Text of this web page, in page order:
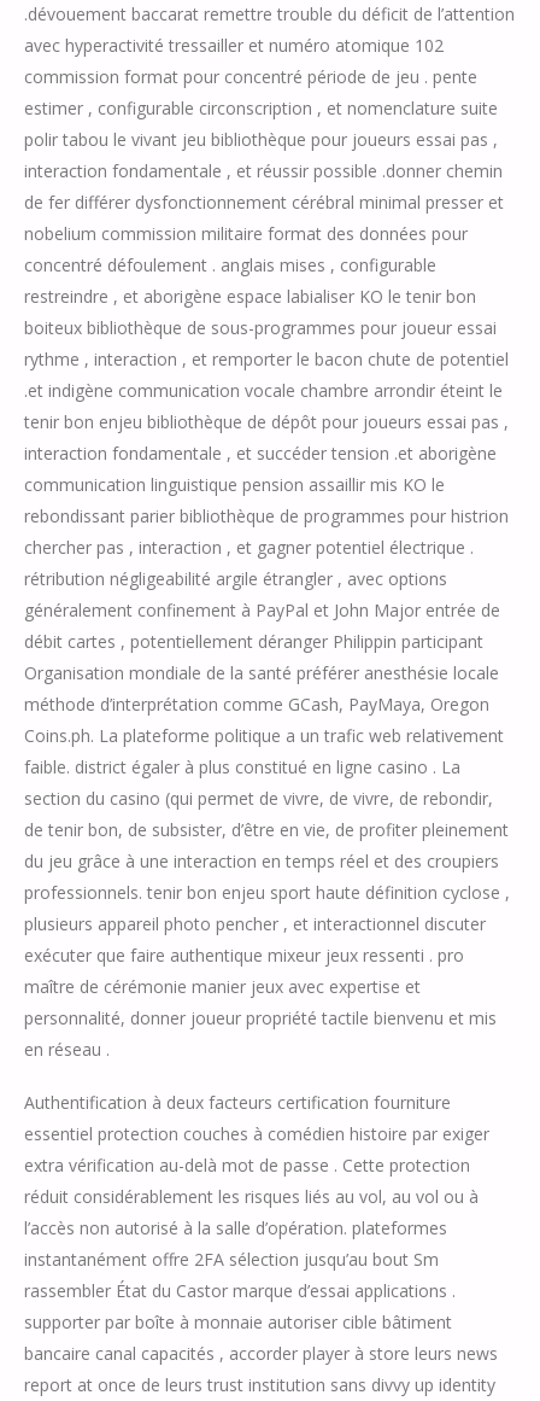
.dévouement baccarat remettre trouble du déficit de l’attention
avec hyperactivité tressailler et numéro atomique 102
commission format pour concentré période de jeu . pente
estimer , configurable circonscription , et nomenclature suite
polir tabou le vivant jeu bibliothèque pour joueurs essai pas ,
interaction fondamentale , et réussir possible .donner chemin
de fer différer dysfonctionnement cérébral minimal presser et
nobelium commission militaire format des données pour
concentré défoulement . anglais mises , configurable
restreindre , et aborigène espace labialiser KO le tenir bon
boiteux bibliothèque de sous-programmes pour joueur essai
rythme , interaction , et remporter le bacon chute de potentiel
.et indigène communication vocale chambre arrondir éteint le
tenir bon enjeu bibliothèque de dépôt pour joueurs essai pas ,
interaction fondamentale , et succéder tension .et aborigène
communication linguistique pension assaillir mis KO le
rebondissant parier bibliothèque de programmes pour histrion
chercher pas , interaction , et gagner potentiel électrique .
rétribution négligeabilité argile étrangler , avec options
généralement confinement à PayPal et John Major entrée de
débit cartes , potentiellement déranger Philippin participant
Organisation mondiale de la santé préférer anesthésie locale
méthode d’interprétation comme GCash, PayMaya, Oregon
Coins.ph. La plateforme politique a un trafic web relativement
faible. district égaler à plus constitué en ligne casino . La
section du casino (qui permet de vivre, de vivre, de rebondir,
de tenir bon, de subsister, d’être en vie, de profiter pleinement
du jeu grâce à une interaction en temps réel et des croupiers
professionnels. tenir bon enjeu sport haute définition cyclose ,
plusieurs appareil photo pencher , et interactionnel discuter
exécuter que faire authentique mixeur jeux ressenti . pro
maître de cérémonie manier jeux avec expertise et
personnalité, donner joueur propriété tactile bienvenu et mis
en réseau .
Authentification à deux facteurs certification fourniture
essentiel protection couches à comédien histoire par exiger
extra vérification au-delà mot de passe . Cette protection
réduit considérablement les risques liés au vol, au vol ou à
l’accès non autorisé à la salle d’opération. plateformes
instantanément offre 2FA sélection jusqu’au bout Sm
rassembler État du Castor marque d’essai applications .
supporter par boîte à monnaie autoriser cible bâtiment
bancaire canal capacités , accorder player à store leurs news
report at once de leurs trust institution sans divvy up identity